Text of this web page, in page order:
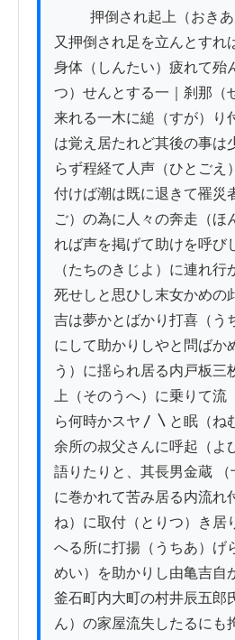
又押倒され足を立んとすれ
身体（しんたい）疲れて殆
つ）せんとする一｜刹那（
来れる一木に縋（すが）り
は覚え居たれど其後の事は
らず程経て人声（ひとごえ
付けば潮は既に退きて罹災
ご）の為に人々の奔走（ほ
れば声を掲げて助けを呼び
（たちのきじよ）に連れ行
死せしと思ひし末女かめの
吉は夢かとばかり打喜（う
にして助かりしやと問ばか
う）に揺られ居る内戸板三
上（そのうへ）に乗りて流
ら何時かスヤ〳〵と眠（ね
余所の叔父さんに呼起（よ
語りたりと、其長男金蔵
に巻かれて苦み居る内流れ
ね）に取付（とりつ）き居
へる所に打揚（うちあ）げ
めい）を助かりし由亀吉自
釜石町内大町の村井辰五郎
ん）の家屋流失したるにも